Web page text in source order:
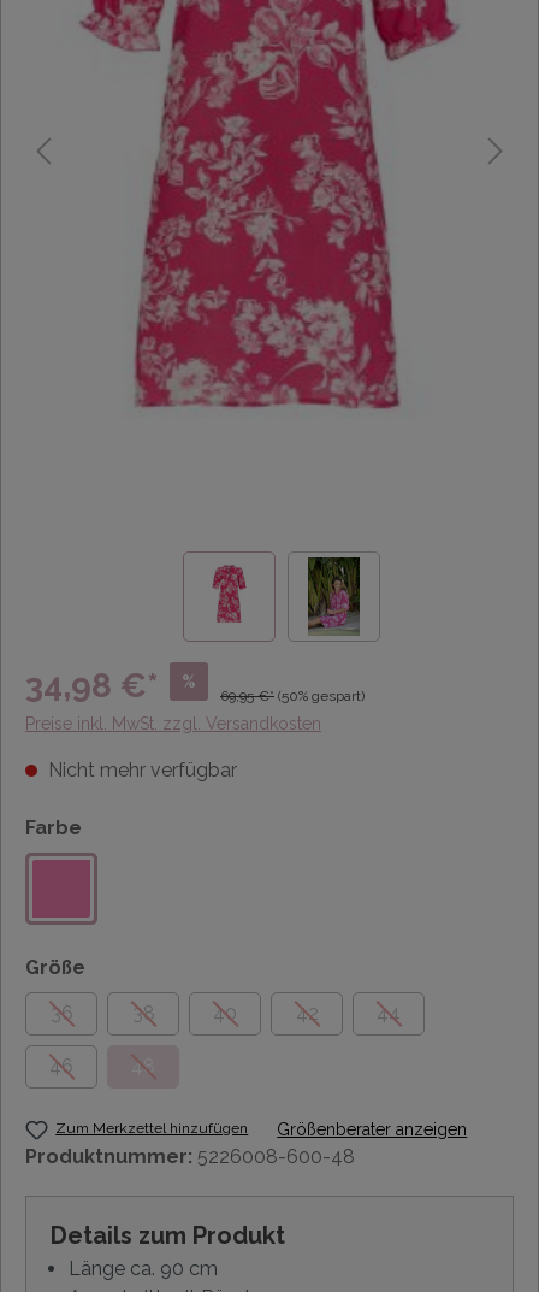
34,98 €* %
69,95 €* (50% gespart)
Preise inkl. MwSt. zzgl. Versandkosten
Nicht mehr verfügbar
Farbe
Größe
36
38 40 42 44
46 48
Zum Merkzettel hinzufügen Größenberater anzeigen
Produktnummer: 5226008-600-48
Details zum Produkt
Länge ca. 90 cm